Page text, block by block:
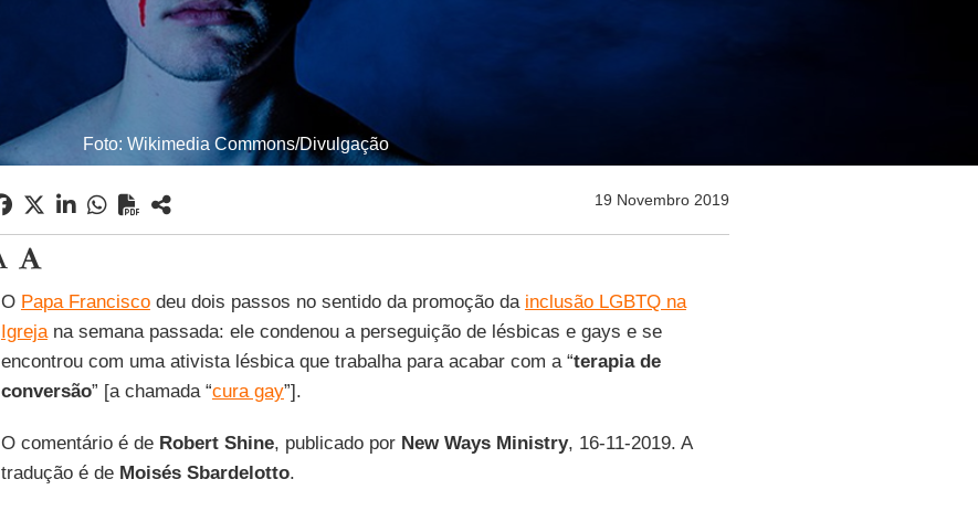
Foto: Wikimedia Commons/Divulgação
19 Novembro 2019
O Papa Franciscodeu dois passos no sentido da promoção da inclusão LGBTQ na
Igrejana semana passada: ele condenou a perseguição de lésbicas e gays e se
encontrou com uma ativista lésbica que trabalha para acabar com a “terapia de
conversão” [a chamada “cura gay”].
O comentário é de Robert Shine, publicado por New Ways Ministry, 16-11-2019. A
tradução é de Moisés Sbardelotto.